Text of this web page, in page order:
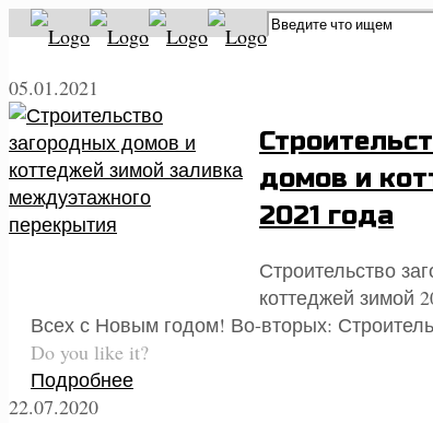
05.01.2021
домов и
2021 года
Строительство
коттеджей зимой
Всех с Новым годом! Во-вторых:
Do you like it?
Подробнее
22.07.2020